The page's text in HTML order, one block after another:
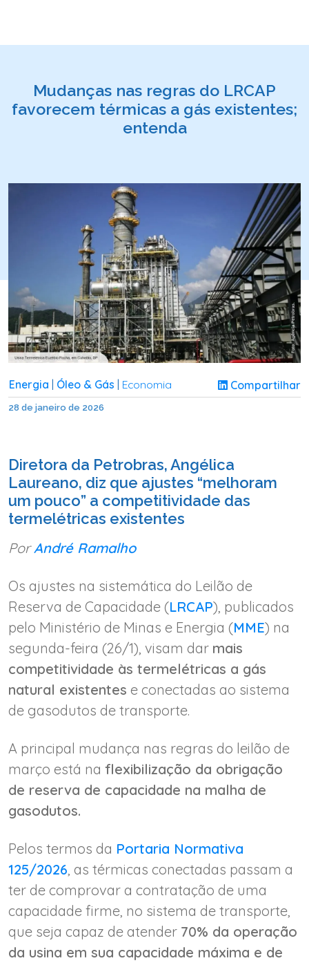
Mudanças nas regras do LRCAP
favorecem térmicas a gás existentes;
entenda
Energia Óleo & Gás Economia Compartilhar
28 de janeiro de 2026
Diretora da Petrobras, Angélica
Laureano, diz que ajustes “melhoram
um pouco” a competitividade das
termelétricas existentes
PorAndré Ramalho
Os ajustes na sistemática do Leilão de
Reserva de Capacidade (LRCAP), publicados
pelo Ministério de Minas e Energia (MME) na
segunda-feira (26/1), visam dar mais
competitividade às termelétricas a gás
natural existentes e conectadas ao sistema
de gasodutos de transporte.
A principal mudança nas regras do leilão de
março está na flexibilização da obrigação
de reserva de capacidade na malha de
gasodutos.
Pelos termos da Portaria Normativa
125/2026 , as térmicas conectadas passam a
ter de comprovar a contratação de uma
capacidade firme, no sistema de transporte,
que seja capaz de atender 70% da operação
da usina em sua capacidade máxima e de